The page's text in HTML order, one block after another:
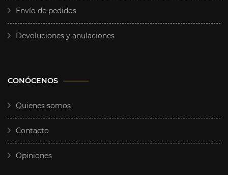
Envío de pedidos
Devoluciones y anulaciones
CONÓCENOS
Quienes somos
Contacto
Opiniones